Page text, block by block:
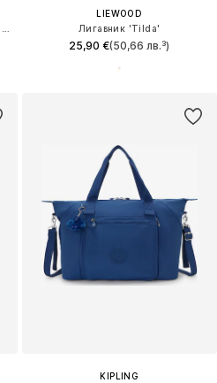
LIEWOOD
Лигавник 'Tilda'
25,90 €(50,66 лв.³)
KIPLING